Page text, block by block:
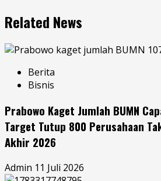
Related News
Berita
Bisnis
Prabowo Kaget Jumlah BUMN
Target Tutup 800 Perusahaan
Akhir 2026
Admin 11 Juli 2026